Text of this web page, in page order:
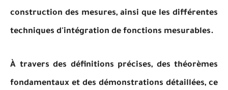
construction des mesures, ainsi que les différentes
techniques d'intégration de fonctions mesurables.
À travers des définitions précises, des théorèmes
fondamentaux et des démonstrations détaillées, ce